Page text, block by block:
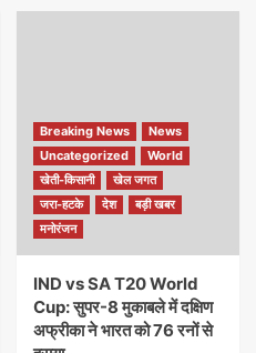
Breaking News
News
Uncategorized
World
खेती-किसानी
खेल जगत
जरा-हटके
देश
बड़ी खबर
मनोरंजन
IND vs SA T20 World
Cup: सुपर-8 मुकाबले में दक्षिण
अफ्रीका ने भारत को 76 रनों से